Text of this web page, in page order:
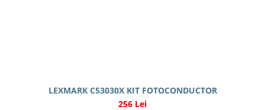
LEXMARK C53030X KIT FOTOCONDUCTOR
256 Lei